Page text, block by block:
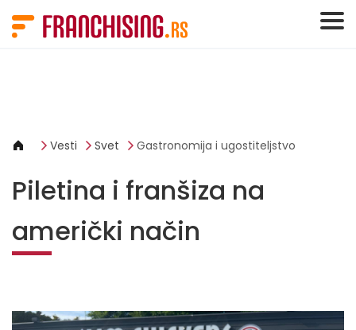
Vesti Svet Gastronomija i ugostiteljstvo
Piletina i franšiza na
američki način